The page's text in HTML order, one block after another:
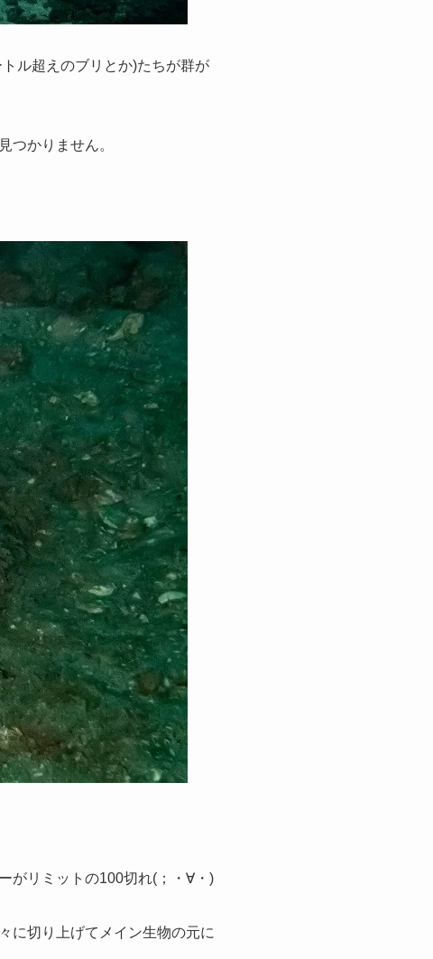
ル超えのブリとか)たちが群が
つかりません。
がリミットの100切れ(；・∀・)
に切り上げてメイン生物の元に